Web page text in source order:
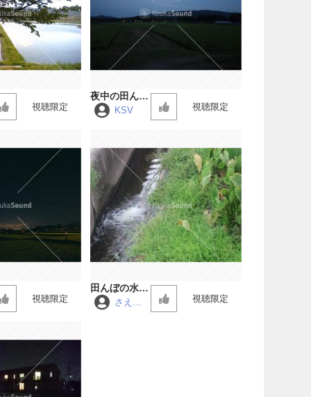
視聴限定
夜中の田んぼ
のカエルの合
KSV 視聴限定
視聴限定
田んぼの水を
放水する音
さえず
視聴限定